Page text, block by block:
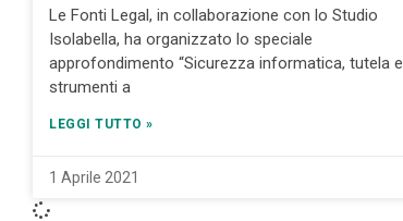
Le Fonti Legal, in collaborazione con lo Studio
Isolabella, ha organizzato lo speciale
approfondimento “Sicurezza informatica, tutela e
strumenti a
LEGGI TUTTO »
1 Aprile 2021